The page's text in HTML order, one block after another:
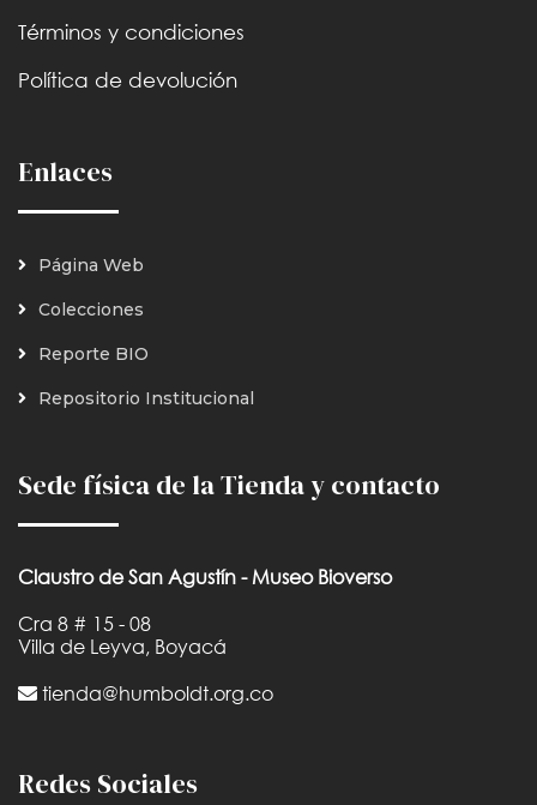
Términos y condiciones
Política de devolución
Enlaces
Página Web
Colecciones
Reporte BIO
Repositorio Institucional
Sede física de la Tienda y contacto
Claustro de San Agustín - Museo Bioverso
Cra 8 # 15 - 08
Villa de Leyva, Boyacá
tienda@humboldt.org.co
Redes Sociales